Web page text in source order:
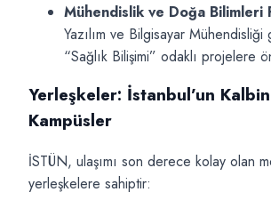
Mühendislik ve Doğa Bilimleri
Yazılım ve Bilgisayar
“Sağlık Bilişimi” odaklı projelere
Yerleşkeler: İstanbul’un
Kampüsler
İSTÜN, ulaşımı son derece kolay olan
yerleşkelere sahiptir: